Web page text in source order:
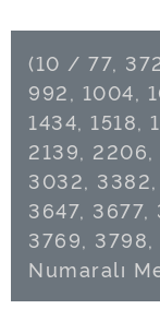
(10 / 77,
992, 1004,
1434, 1518,
2139,
3032,
3647,
3769, 3798,
Numaralı